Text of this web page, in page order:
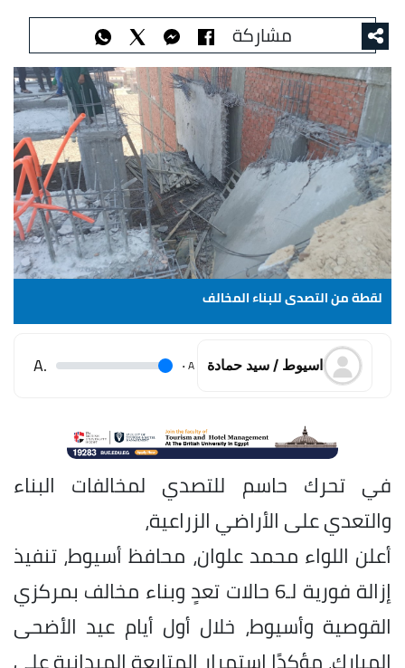
مشاركة
لقطة من التصدى للبناء المخالف
اسيوط / سيد حمادة A
.
.A
في تحرك حاسم للتصدي لمخالفات البناء
والتعدي على الأراضي الزراعية،
أعلن اللواء محمد علوان، محافظ أسيوط، تنفيذ
إزالة فورية لـ6 حالات تعدٍ وبناء مخالف بمركزي
القوصية وأسيوط، خلال أول أيام عيد الأضحى